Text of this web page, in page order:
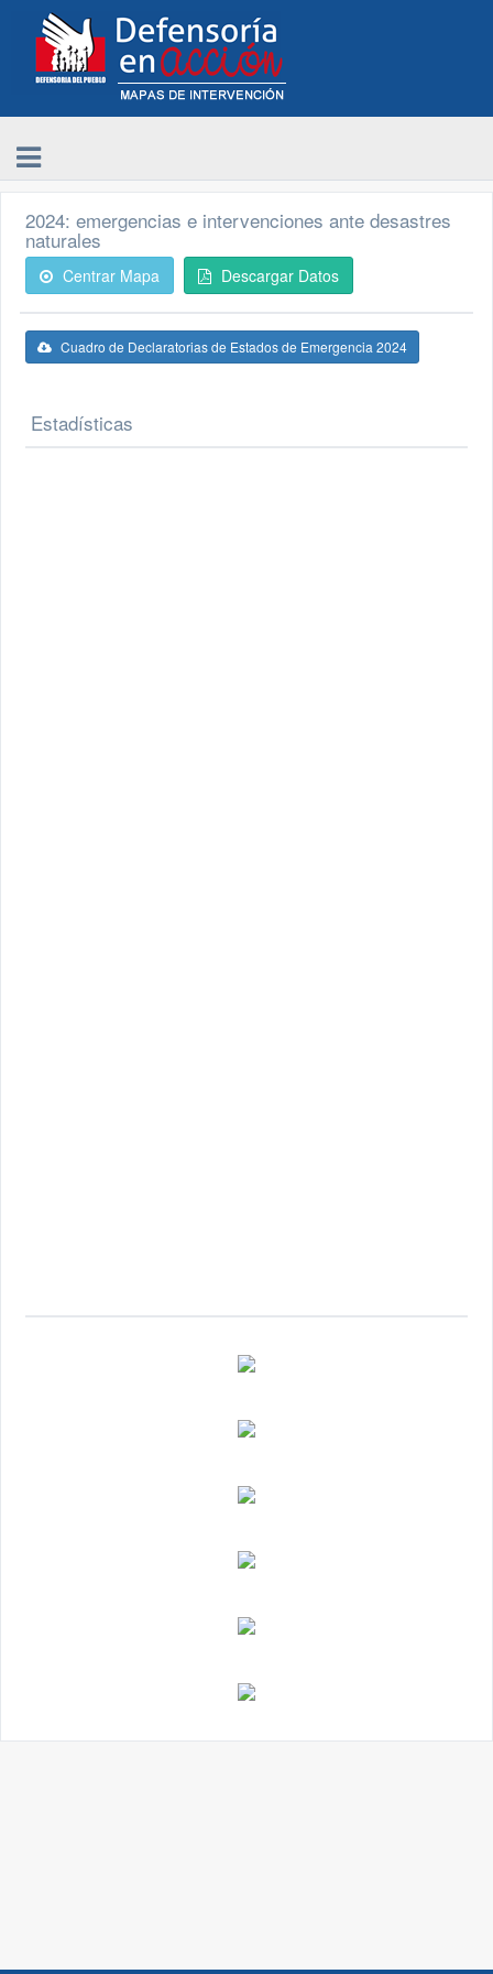
2024: emergencias e intervenciones ante desastres
naturales
Centrar Mapa Descargar Datos
Cuadro de Declaratorias de Estados de Emergencia 2024
Estadísticas